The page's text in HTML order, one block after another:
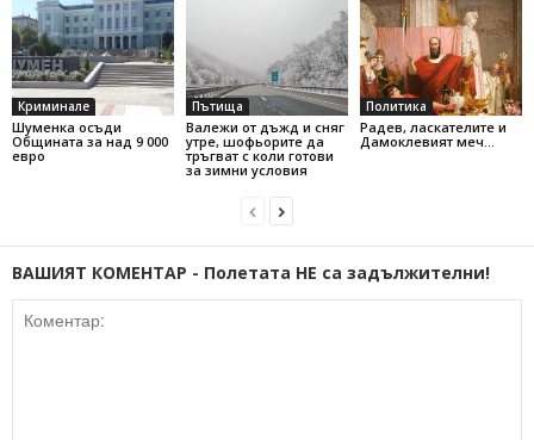
Криминале
Шуменка осъди
Общината за над 9 000
евро
Пътища
Валежи от дъжд и сняг
утре, шофьорите да
тръгват с коли готови
за зимни условия
Политика
Радев, ласкателите и
Дамоклевият меч…
ВАШИЯТ КОМЕНТАР - Полетата НЕ са задължителни!